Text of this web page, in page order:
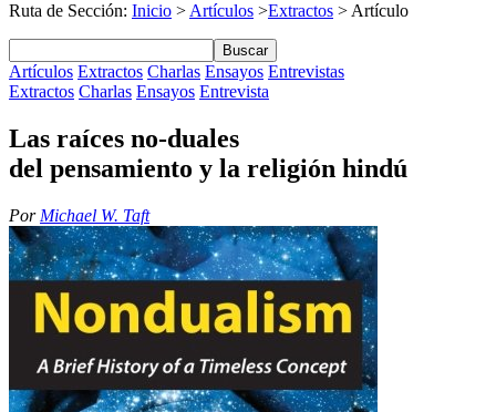
Ruta de Sección: Inicio > Artículos >Extractos > Artículo
Buscar
Artículos Extractos Charlas Ensayos Entrevistas
Extractos Charlas Ensayos Entrevista
Las raíces no-duales
del pensamiento y la religión hindú
Por Michael W. Taft